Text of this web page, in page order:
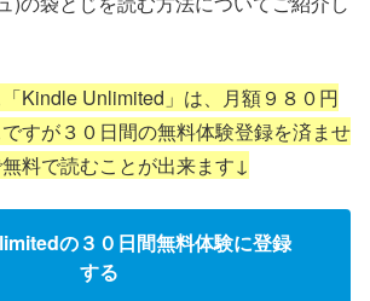
Kindle Unlimited」は、月額９８０円
すが３０日間の無料体験登録を済ませ
料で読むことが出来ます↓
の３０日間無料体験に登録
する